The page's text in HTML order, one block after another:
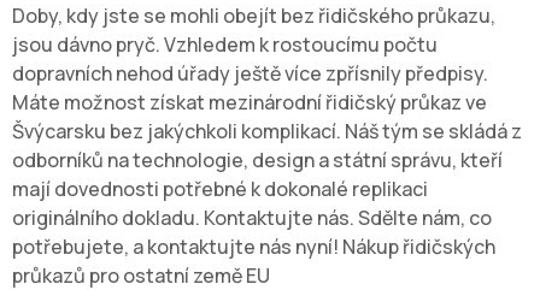
Doby, kdy jste se mohli obejít bez řidičského průkazu,
jsou dávno pryč. Vzhledem k rostoucímu počtu
dopravních nehod úřady ještě více zpřísnily předpisy.
Máte možnost získat mezinárodní řidičský průkaz ve
Švýcarsku bez jakýchkoli komplikací. Náš tým se skládá z
odborníků na technologie, design a státní správu, kteří
mají dovednosti potřebné k dokonalé replikaci
originálního dokladu. Kontaktujte nás. Sdělte nám, co
potřebujete, a kontaktujte nás nyní! Nákup řidičských
průkazů pro ostatní země EU